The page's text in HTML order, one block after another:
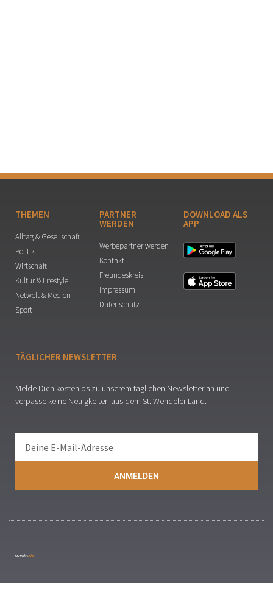
THEMEN
Alltag & Gesellschaft
Politik
Wirtschaft
Kultur & Lifestyle
Netwelt & Medien
Sport
PARTNER
WERDEN
Werbepartner werden
Kontakt
Freundeskreis
Impressum
Datenschutz
DOWNLOAD ALS
APP
TÄGLICHER NEWSLETTER
Melde Dich kostenlos zu unserem täglichen Newsletter an und
verpasse keine Neuigkeiten aus dem St. Wendeler Land.
ANMELDEN